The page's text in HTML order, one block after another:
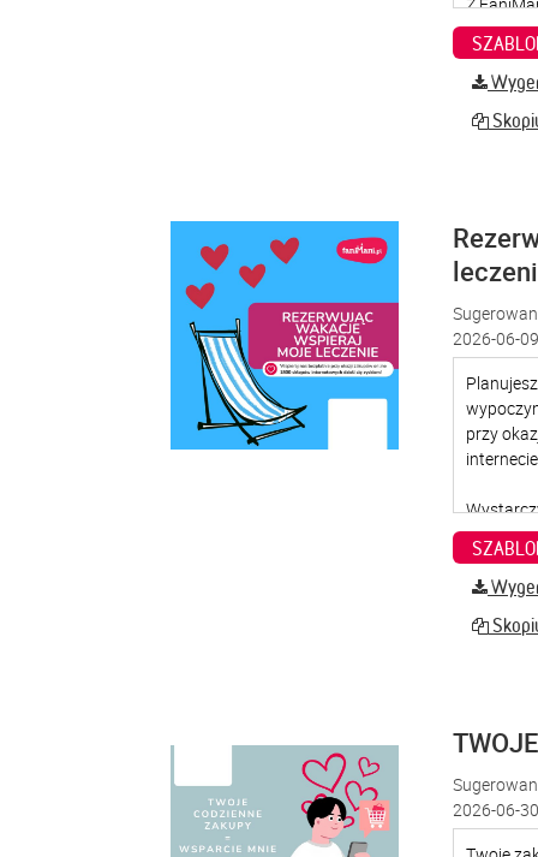
2026-06-
2026-06-